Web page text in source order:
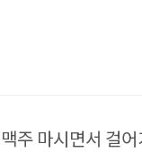
추천드립니다. 풀이 우
주 마시면서 걸